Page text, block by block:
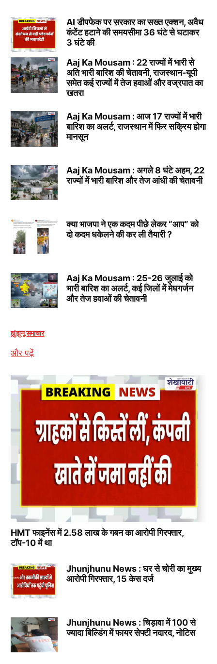
AI डीपफेक पर सरकार का सख्त एक्शन, अवैध
कंटेंट हटाने की समयसीमा 36 घंटे से घटाकर
3 घंटे की
Aaj Ka Mousam : 22 राज्यों में भारी से
अति भारी बारिश की चेतावनी, राजस्थान-यूपी
समेत कई राज्यों में तेज हवाओं और वज्रपात का
खतरा
Aaj Ka Mousam : आज 17 राज्यों में भारी
बारिश का अलर्ट, राजस्थान में फिर सक्रिय होगा
मानसून
Aaj Ka Mousam : अगले 8 घंटे अहम, 22
राज्यों में भारी बारिश और तेज आंधी की चेतावनी
क्या भाजपा ने एक कदम पीछे लेकर “आप” को
दो कदम धकेलने की कर ली तैयारी ?
Aaj Ka Mousam : 25-26 जुलाई को
भारी बारिश का अलर्ट, कई जिलों में मेघगर्जन
और तेज हवाओं की चेतावनी
झुंझुनू समाचार
और पढ़ें
HMT फाइनेंस में 2.58 लाख के गबन का आरोपी गिरफ्तार,
टॉप-10 में था
Jhunjhunu News : घर से चोरी का मुख्य
आरोपी गिरफ्तार, 15 केस दर्ज
Jhunjhunu News : चिड़ावा में 100 से
ज्यादा बिल्डिंग में फायर सेफ्टी नदारद, नोटिस